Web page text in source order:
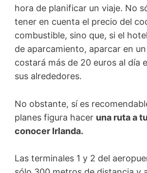
hora de planificar un viaje. No
tener en cuenta el precio del
combustible, sino que, si el
de aparcamiento, aparcar en
costará más de 20 euros al día
sus alrededores.
No obstante, sí es
planes figura hacer una ruta a
conocer Irlanda.
Las terminales 1 y 2 del